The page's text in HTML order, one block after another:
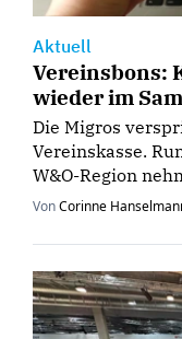
Aktuell
Vereinsbons:
wieder im
Die Migros
Vereinskasse.
W&O-Region
VonCorinne